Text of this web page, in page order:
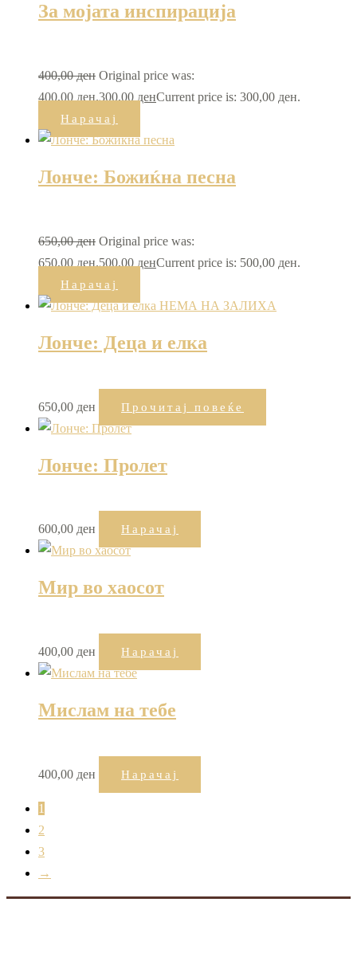
За мојата инспирација
400,00ден Original price was:
400,00 ден.300,00 денCurrent price is: 300,00 ден.
Нарачај
Лонче: Божиќна песна
650,00ден Original price was:
650,00 ден.500,00 денCurrent price is: 500,00 ден.
Нарачај
НЕМА НА ЗАЛИХА
Лонче: Деца и елка
650,00 ден Прочитај повеќе
Лонче: Пролет
600,00 ден Нарачај
Мир во хаосот
400,00 ден Нарачај
Мислам на тебе
400,00 ден Нарачај
1
2
3
→